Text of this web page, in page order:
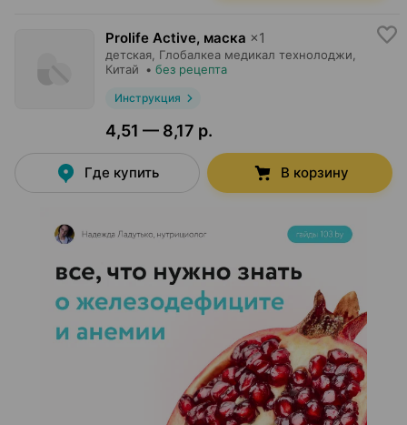
Prolife Active, маска ×1
детская, Глобалкеа медикал технолоджи
Китай • без рецепта
Инструкция
4,51 — 8,17 р.
Где купить В корзину